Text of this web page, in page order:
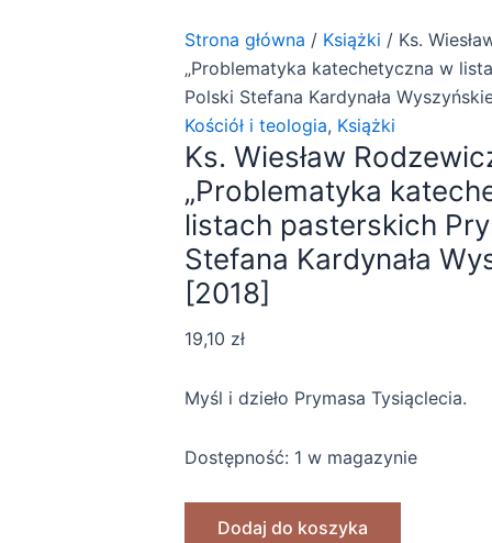
Strona główna / Książki / Ks.
„Problematyka katechetyczna w
Polski Stefana Kardynała
Kościół i teologia, Książki
Ks. Wiesław
„Problematyka
listach pasterskich
Stefana Kardynała
[2018]
19,10 zł
Myśl i dzieło Prymasa Tysiąclecia.
Dostępność: 1 w magazynie
Dodaj do koszyka